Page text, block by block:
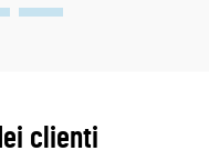
clienti